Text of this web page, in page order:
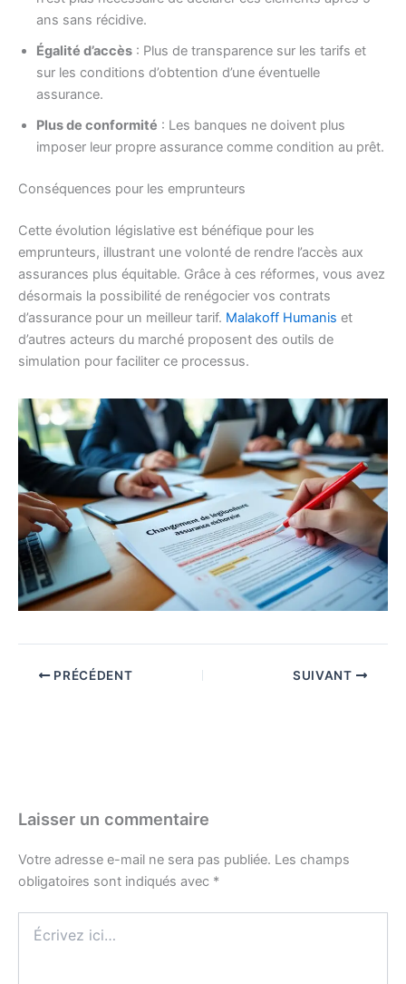
ans sans récidive.
Égalité d’accès : Plus de transparence sur les tarifs et
sur les conditions d’obtention d’une éventuelle
assurance.
Plus de conformité : Les banques ne doivent plus
imposer leur propre assurance comme condition au prêt.
Conséquences pour les emprunteurs
Cette évolution législative est bénéfique pour les
emprunteurs, illustrant une volonté de rendre l’accès aux
assurances plus équitable. Grâce à ces réformes, vous avez
désormais la possibilité de renégocier vos contrats
d’assurance pour un meilleur tarif. Malakoff Humanis et
d’autres acteurs du marché proposent des outils de
simulation pour faciliter ce processus.
PRÉCÉDENT SUIVANT
Laisser un commentaire
Votre adresse e-mail ne sera pas publiée. Les champs
obligatoires sont indiqués avec *
ici…